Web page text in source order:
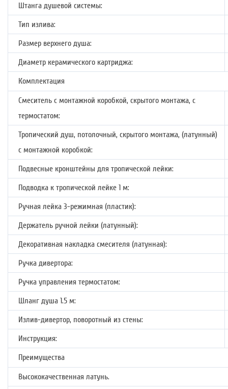
Штанга душевой системы:
Тип излива:
Размер верхнего душа:
Диаметр керамического картриджа:
Комплектация
Смеситель с монтажной коробкой, скрытого монтажа, с
термостатом:
Тропический душ, потолочный, скрытого монтажа, (латунный)
с монтажной коробкой:
Подвесные кронштейны для тропической лейки:
Подводка к тропической лейке 1 м:
Ручная лейка 3-режимная (пластик):
Держатель ручной лейки (латунный):
Декоративная накладка смесителя (латунная):
Ручка дивертора:
Ручка управления термостатом:
Шланг душа 1.5 м:
Излив-дивертор, поворотный из стены:
Инструкция:
Преимущества
Высококачественная латунь.